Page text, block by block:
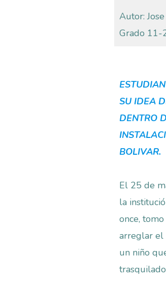
Autor:
Grado 11-
SU IDEA
DENTRO
BOLIVAR.
El 25 de
la
once,
arreglar el
un niño